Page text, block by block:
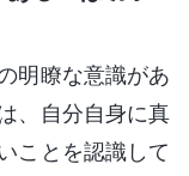
明瞭な意識があ
、自分自身に真
ことを認識して